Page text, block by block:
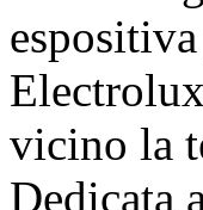
vicino la
Dedicata